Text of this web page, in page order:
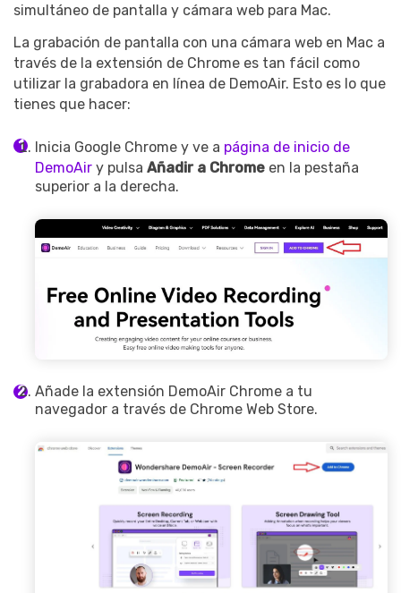
simultáneo de pantalla y cámara web para Mac.
La grabación de pantalla con una cámara web en Mac a
través de la extensión de Chrome es tan fácil como
utilizar la grabadora en línea de DemoAir. Esto es lo que
tienes que hacer:
Inicia Google Chrome y ve a página de inicio de
DemoAir y pulsa Añadir a Chrome en la pestaña
superior a la derecha.
Añade la extensión DemoAir Chrome a tu
navegador a través de Chrome Web Store.